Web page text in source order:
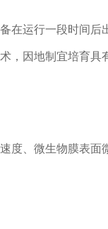
运行一段时间后
因地制宜培育
、微生物膜表